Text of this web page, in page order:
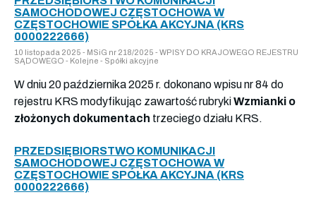
SAMOCHODOWEJ CZĘSTOCHOWA W
CZĘSTOCHOWIE SPÓŁKA AKCYJNA (KRS
0000222666)
10 listopada 2025 - MSiG nr 218/2025 - WPISY DO KRAJOWEGO REJESTRU
SĄDOWEGO - Kolejne - Spółki akcyjne
W dniu 20 października 2025 r. dokonano wpisu nr 84 do
rejestru KRS modyfikując zawartość rubrykiWzmianki o
złożonych dokumentach trzeciego działu KRS.
PRZEDSIĘBIORSTWO KOMUNIKACJI
SAMOCHODOWEJ CZĘSTOCHOWA W
CZĘSTOCHOWIE SPÓŁKA AKCYJNA (KRS
0000222666)